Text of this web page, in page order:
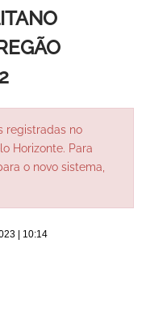
registradas no
Horizonte. Para
o novo sistema,
| 10:14